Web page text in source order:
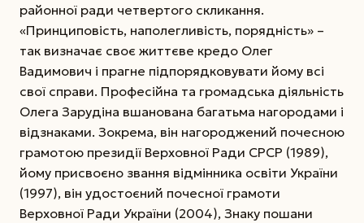
районної ради четвертого скликання.
«Принциповість, наполегливість, порядність» –
так визначає своє життєве кредо Олег
Вадимович і прагне підпорядковувати йому всі
свої справи. Професійна та громадська діяльність
Олега Зарудіна вшанована багатьма нагородами і
відзнаками. Зокрема, він нагороджений почесною
грамотою президії Верховної Ради СРСР (1989),
йому присвоєно звання відмінника освіти України
(1997), він удостоєний почесної грамоти
Верховної Ради України (2004), Знаку пошани